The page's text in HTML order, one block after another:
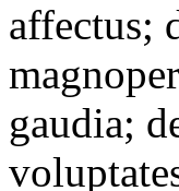
affectus;
gaudia;